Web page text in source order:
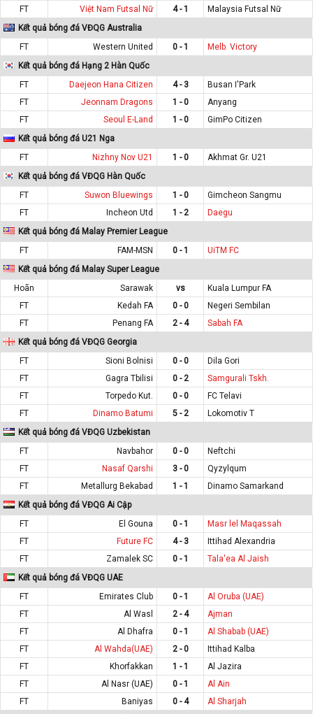
FT
Việt Nam Futsal Nữ 4 - 1
Malaysia Futsal Nữ
Kết quả bóng đá VĐQG Australia
FT
Western United 0 - 1
Melb. Victory
Kết quả bóng đá Hạng 2 Hàn Quốc
FT
Daejeon Hana Citizen 4 - 3
Busan I'Park
FT
Jeonnam Dragons 1 - 0
Anyang
FT
Seoul E-Land 1 - 0
GimPo Citizen
Kết quả bóng đá U21 Nga
FT
Nizhny Nov U21 1 - 0
Akhmat Gr. U21
Kết quả bóng đá VĐQG Hàn Quốc
FT
Suwon Bluewings 1 - 0
Gimcheon Sangmu
FT
Incheon Utd 1 - 2
Daegu
Kết quả bóng đá Malay Premier League
FT
FAM-MSN 0 - 1
UiTM FC
Kết quả bóng đá Malay Super League
Hoãn
Sarawak vs
Kuala Lumpur FA
FT
Kedah FA 0 - 0
Negeri Sembilan
FT
Penang FA 2 - 4
Sabah FA
Kết quả bóng đá VĐQG Georgia
FT
Sioni Bolnisi 0 - 0
Dila Gori
FT
Gagra Tbilisi 0 - 2
Samgurali Tskh.
FT
Torpedo Kut. 0 - 0
FC Telavi
FT
Dinamo Batumi 5 - 2
Lokomotiv T
Kết quả bóng đá VĐQG Uzbekistan
FT
Navbahor 0 - 0
Neftchi
FT
Nasaf Qarshi 3 - 0
Qyzylqum
FT
Metallurg Bekabad 1 - 1
Dinamo Samarkand
Kết quả bóng đá VĐQG Ai Cập
FT
El Gouna 0 - 1
Masr lel Maqassah
FT
Future FC 4 - 3
Ittihad Alexandria
FT
Zamalek SC 0 - 1
Tala'ea Al Jaish
Kết quả bóng đá VĐQG UAE
FT
Emirates Club 0 - 1
Al Oruba (UAE)
FT
Al Wasl 2 - 4
Ajman
FT
Al Dhafra 0 - 1
Al Shabab (UAE)
FT
Al Wahda(UAE) 2 - 0
Ittihad Kalba
FT
Khorfakkan 1 - 1
Al Jazira
FT
Al Nasr (UAE) 0 - 1
Al Ain
FT
Baniyas 0 - 4
Al Sharjah